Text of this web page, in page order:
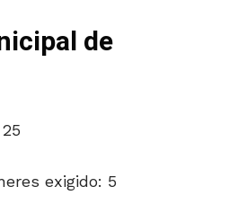
de
exigido: 5